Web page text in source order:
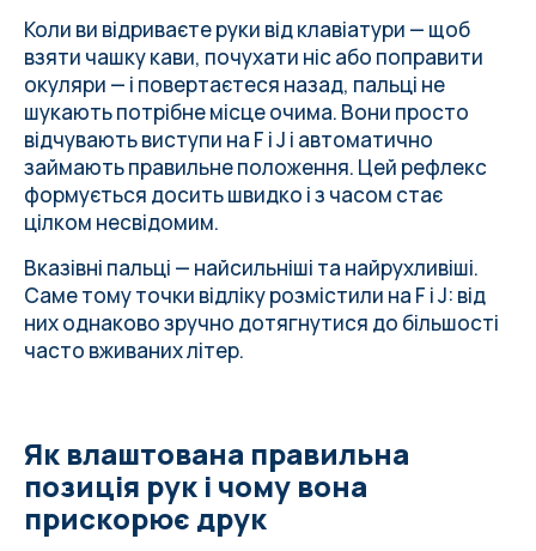
Коли ви відриваєте руки від клавіатури — щоб
взяти чашку кави, почухати ніс або поправити
окуляри — і повертаєтеся назад, пальці не
шукають потрібне місце очима. Вони просто
відчувають виступи на F і J і автоматично
займають правильне положення. Цей рефлекс
формується досить швидко і з часом стає
цілком несвідомим.
Вказівні пальці — найсильніші та найрухливіші.
Саме тому точки відліку розмістили на F і J: від
них однаково зручно дотягнутися до більшості
часто вживаних літер.
Як влаштована правильна
позиція рук і чому вона
прискорює друк